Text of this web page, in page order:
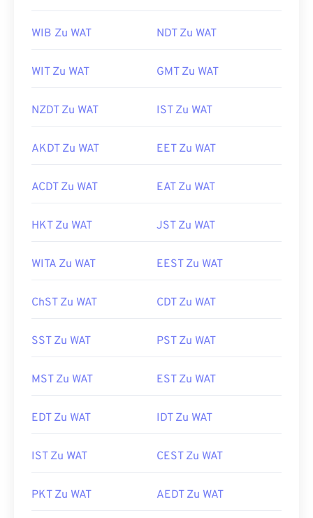
WIB Zu WAT NDT Zu WAT
WIT Zu WAT GMT Zu WAT
NZDT Zu WAT IST Zu WAT
AKDT Zu WAT EET Zu WAT
ACDT Zu WAT EAT Zu WAT
HKT Zu WAT JST Zu WAT
WITA Zu WAT EEST Zu WAT
ChST Zu WAT CDT Zu WAT
SST Zu WAT PST Zu WAT
MST Zu WAT EST Zu WAT
EDT Zu WAT IDT Zu WAT
IST Zu WAT CEST Zu WAT
PKT Zu WAT AEDT Zu WAT